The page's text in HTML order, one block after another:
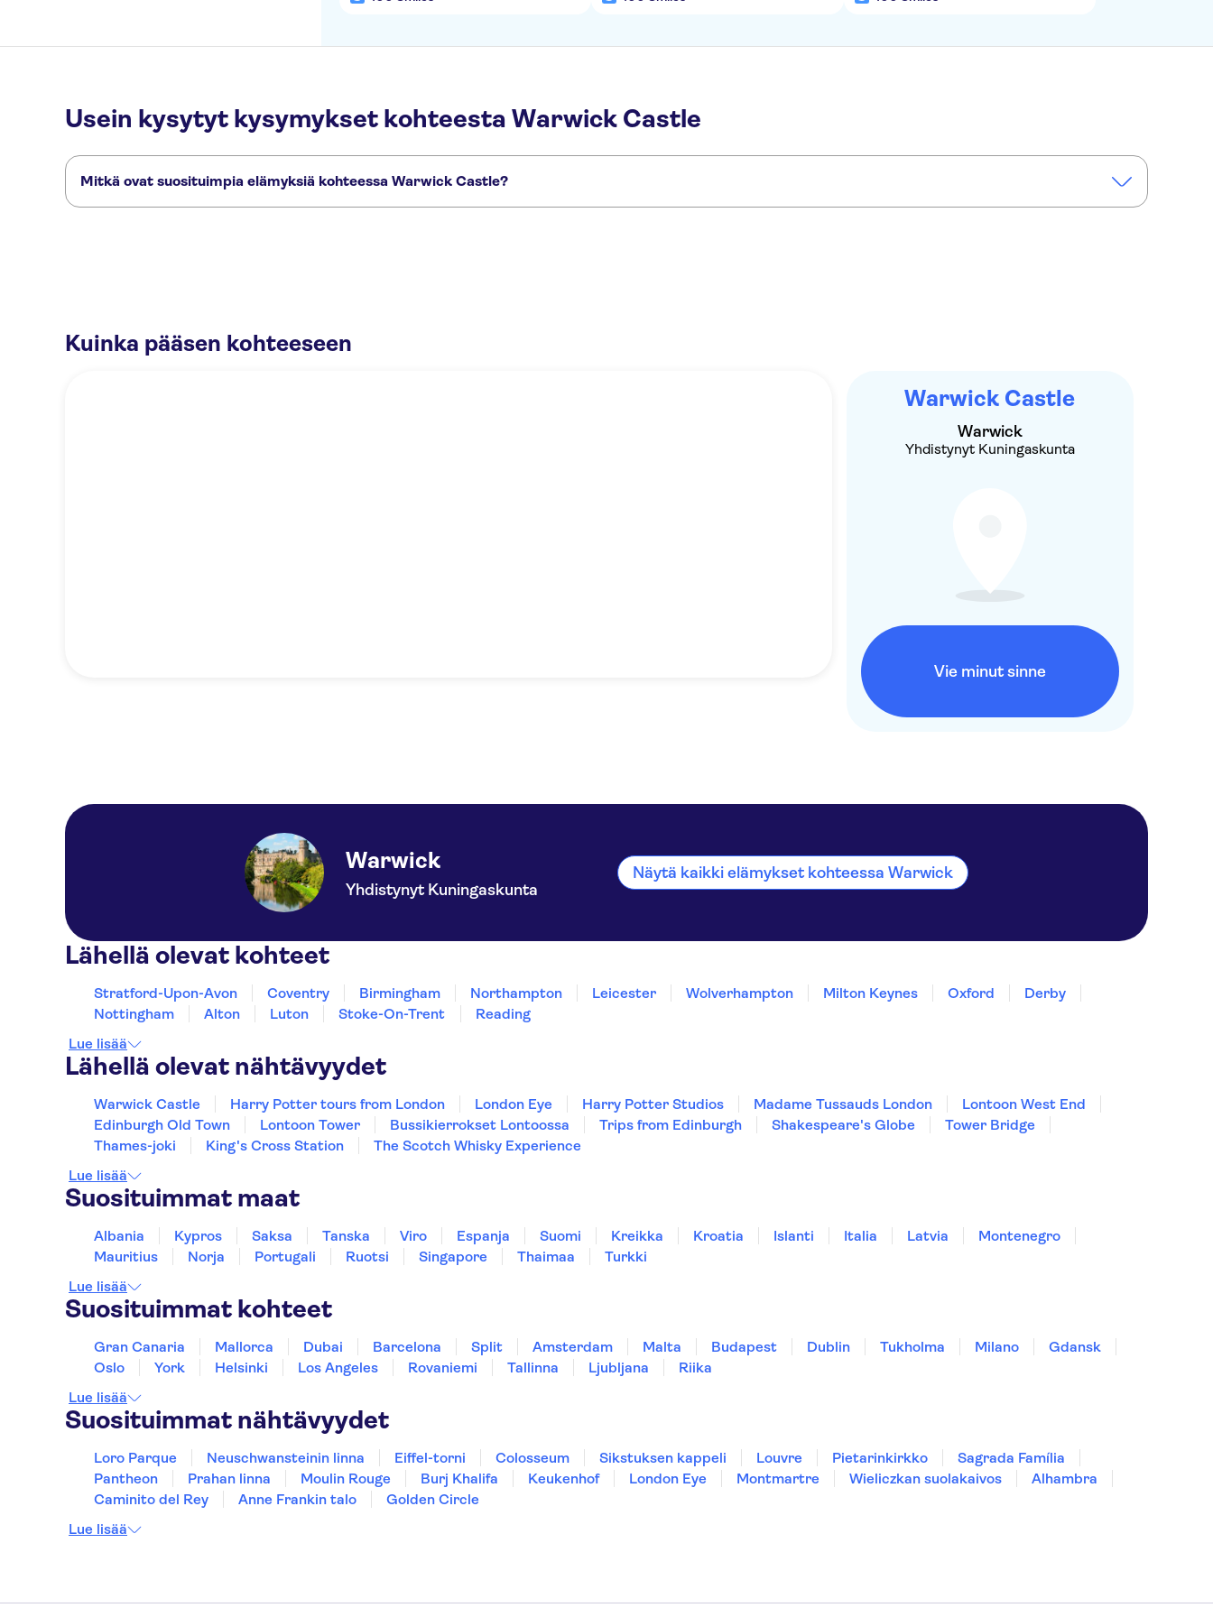
Usein kysytyt kysymykset kohteesta Warwick Castle
Mitkä ovat suosituimpia elämyksiä kohteessa Warwick Castle?
Kuinka pääsen kohteeseen
Warwick Castle
Warwick
Yhdistynyt Kuningaskunta
Vie minut sinne
Warwick
Yhdistynyt Kuningaskunta
Näytä kaikki elämykset kohteessa Warwick
Lähellä olevat kohteet
Stratford-Upon-Avon Coventry Birmingham Northampton Leicester Wolverhampton Milton Keynes Oxford
Derby
Nottingham
Alton Luton Stoke-On-Trent
Reading
Lue lisää
Lähellä olevat nähtävyydet
Warwick Castle Harry Potter tours from London London Eye Harry Potter Studios Madame Tussauds London
Lontoon West End
Edinburgh Old Town
Lontoon Tower Bussikierrokset Lontoossa Trips from Edinburgh Shakespeare's Globe
Tower Bridge
Thames-joki
King's Cross Station
The Scotch Whisky Experience
Lue lisää
Suosituimmat maat
Albania Kypros Saksa Tanska Viro Espanja Suomi Kreikka Kroatia Islanti Italia Latvia
Montenegro
Mauritius
Norja Portugali Ruotsi Singapore Thaimaa
Turkki
Lue lisää
Suosituimmat kohteet
Gran Canaria Mallorca Dubai Barcelona Split Amsterdam Malta Budapest Dublin Tukholma Milano
Gdansk
Oslo
York Helsinki Los Angeles Rovaniemi Tallinna Ljubljana
Riika
Lue lisää
Suosituimmat nähtävyydet
Loro Parque Neuschwansteinin linna Eiffel-torni Colosseum Sikstuksen kappeli Louvre Pietarinkirkko
Sagrada Família
Pantheon
Prahan linna Moulin Rouge Burj Khalifa Keukenhof London Eye Montmartre Wieliczkan suolakaivos
Alhambra
Caminito del Rey
Anne Frankin talo
Golden Circle
Lue lisää